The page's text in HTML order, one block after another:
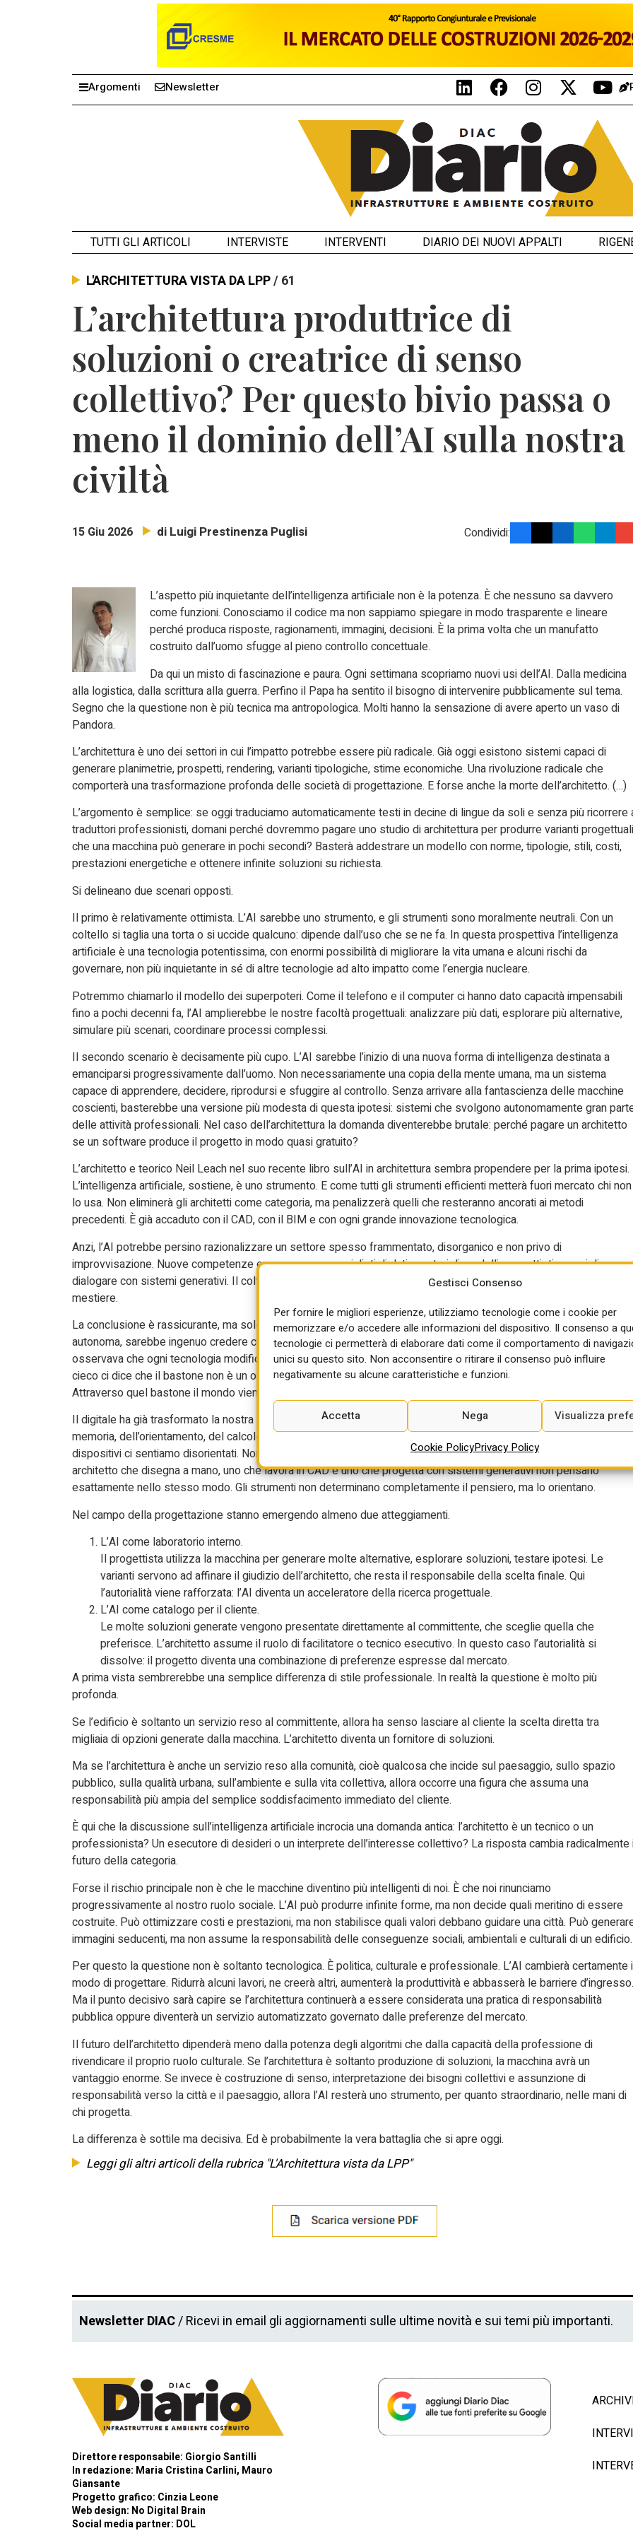
Gestisci Consenso
Per fornire le migliori esperienze, utilizziamo tecnologie come i cookie per
memorizzare e/o accedere alle informazioni del dispositivo. Il consenso a
tecnologie ci permetterà di elaborare dati come il comportamento di
unici su questo sito. Non acconsentire o ritirare il consenso può influire
negativamente su alcune caratteristiche e funzioni.
Accetta Nega Visualizza
Cookie PolicyPrivacy Policy
Argomenti Newsletter
TUTTI GLI ARTICOLI INTERVISTE INTERVENTI DIARIO DEI NUOVI APPALTI
L'ARCHITETTURA VISTA DA LPP/ 61
L’architettura produttrice di
soluzioni o creatrice di senso
collettivo? Per questo bivio passa o
meno il dominio dell’AI sulla nostra
civiltà
15 Giu 2026 di Luigi Prestinenza Puglisi Condividi:
L’aspetto più inquietante dell’intelligenza artificiale non è la potenza. È che nessuno sa davvero
come funzioni. Conosciamo il codice ma non sappiamo spiegare in modo trasparente e lineare
perché produca risposte, ragionamenti, immagini, decisioni. È la prima volta che un manufatto
costruito dall’uomo sfugge al pieno controllo concettuale.
Da qui un misto di fascinazione e paura. Ogni settimana scopriamo nuovi usi dell’AI. Dalla medicina
alla logistica, dalla scrittura alla guerra. Perfino il Papa ha sentito il bisogno di intervenire pubblicamente sul tema.
Segno che la questione non è più tecnica ma antropologica. Molti hanno la sensazione di avere aperto un vaso di
Pandora.
L’architettura è uno dei settori in cui l’impatto potrebbe essere più radicale. Già oggi esistono sistemi capaci di
generare planimetrie, prospetti, rendering, varianti tipologiche, stime economiche. Una rivoluzione radicale che
comporterà una trasformazione profonda delle società di progettazione. E forse anche la morte dell’architetto. (…)
L’argomento è semplice: se oggi traduciamo automaticamente testi in decine di lingue da soli e senza più ricorrere
traduttori professionisti, domani perché dovremmo pagare uno studio di architettura per produrre varianti progettuali
che una macchina può generare in pochi secondi? Basterà addestrare un modello con norme, tipologie, stili, costi,
prestazioni energetiche e ottenere infinite soluzioni su richiesta.
Si delineano due scenari opposti.
Il primo è relativamente ottimista. L’AI sarebbe uno strumento, e gli strumenti sono moralmente neutrali. Con un
coltello si taglia una torta o si uccide qualcuno: dipende dall’uso che se ne fa. In questa prospettiva l’intelligenza
artificiale è una tecnologia potentissima, con enormi possibilità di migliorare la vita umana e alcuni rischi da
governare, non più inquietante in sé di altre tecnologie ad alto impatto come l’energia nucleare.
Potremmo chiamarlo il modello dei superpoteri. Come il telefono e il computer ci hanno dato capacità impensabili
fino a pochi decenni fa, l’AI amplierebbe le nostre facoltà progettuali: analizzare più dati, esplorare più alternative,
simulare più scenari, coordinare processi complessi.
Il secondo scenario è decisamente più cupo. L’AI sarebbe l’inizio di una nuova forma di intelligenza destinata a
emanciparsi progressivamente dall’uomo. Non necessariamente una copia della mente umana, ma un sistema
capace di apprendere, decidere, riprodursi e sfuggire al controllo. Senza arrivare alla fantascienza delle macchine
coscienti, basterebbe una versione più modesta di questa ipotesi: sistemi che svolgono autonomamente gran
delle attività professionali. Nel caso dell’architettura la domanda diventerebbe brutale: perché pagare un architetto
se un software produce il progetto in modo quasi gratuito?
L’architetto e teorico Neil Leach nel suo recente libro sull’AI in architettura sembra propendere per la prima ipotesi.
L’intelligenza artificiale, sostiene, è uno strumento. E come tutti gli strumenti efficienti metterà fuori mercato chi non
lo usa. Non eliminerà gli architetti come categoria, ma penalizzerà quelli che resteranno ancorati ai metodi
precedenti. È già accaduto con il CAD, con il BIM e con ogni grande innovazione tecnologica.
Anzi, l’AI potrebbe persino razionalizzare un settore spesso frammentato, disorganico e non privo di
improvvisazione. Nuove competenze emergeranno: specialisti di dati, curatori di modelli, progettisti capaci di
dialogare con sistemi generativi. Il coltello, insomma, servirà più a rendere efficiente il lavoro che a distruggere il
mestiere.
La conclusione è rassicurante, ma solo fino a un certo punto. Anche ammesso che l’AI non diventi una nuova specie
autonoma, sarebbe ingenuo credere che le tecnologie siano neutrali. Qui torna utile Marshall McLuhan. McLuhan
osservava che ogni tecnologia modifica il nostro modo di percepire il mondo. Il famoso esempio del bastone del
cieco ci dice che il bastone non è un oggetto esterno: diventa un prolungamento del corpo e del sistema
Attraverso quel bastone il mondo viene sentito in un certo modo e non in un altro.
Il digitale ha già trasformato la nostra mente. Abbiamo delegato a smartphone e laptop porzioni crescenti della
memoria, dell’orientamento, del calcolo, perfino delle relazioni sociali. Quando perdiamo l’accesso a questi
dispositivi ci sentiamo disorientati. Non è vero, dunque, che gli strumenti lasciano intatto il processo progettuale. Un
architetto che disegna a mano, uno che lavora in CAD e uno che progetta con sistemi generativi non pensano
esattamente nello stesso modo. Gli strumenti non determinano completamente il pensiero, ma lo orientano.
Nel campo della progettazione stanno emergendo almeno due atteggiamenti.
L’AI come laboratorio interno.
Il progettista utilizza la macchina per generare molte alternative, esplorare soluzioni, testare ipotesi. Le
varianti servono ad affinare il giudizio dell’architetto, che resta il responsabile della scelta finale. Qui
l’autorialità viene rafforzata: l’AI diventa un acceleratore della ricerca progettuale.
L’AI come catalogo per il cliente.
Le molte soluzioni generate vengono presentate direttamente al committente, che sceglie quella che
preferisce. L’architetto assume il ruolo di facilitatore o tecnico esecutivo. In questo caso l’autorialità si
dissolve: il progetto diventa una combinazione di preferenze espresse dal mercato.
A prima vista sembrerebbe una semplice differenza di stile professionale. In realtà la questione è molto più
profonda.
Se l’edificio è soltanto un servizio reso al committente, allora ha senso lasciare al cliente la scelta diretta tra
migliaia di opzioni generate dalla macchina. L’architetto diventa un fornitore di soluzioni.
Ma se l’architettura è anche un servizio reso alla comunità, cioè qualcosa che incide sul paesaggio, sullo spazio
pubblico, sulla qualità urbana, sull’ambiente e sulla vita collettiva, allora occorre una figura che assuma una
responsabilità più ampia del semplice soddisfacimento immediato del cliente.
È qui che la discussione sull’intelligenza artificiale incrocia una domanda antica: l’architetto è un tecnico o un
professionista? Un esecutore di desideri o un interprete dell’interesse collettivo? La risposta cambia radicalmente
futuro della categoria.
Forse il rischio principale non è che le macchine diventino più intelligenti di noi. È che noi rinunciamo
progressivamente al nostro ruolo sociale. L’AI può produrre infinite forme, ma non decide quali meritino di essere
costruite. Può ottimizzare costi e prestazioni, ma non stabilisce quali valori debbano guidare una città. Può
immagini seducenti, ma non assume la responsabilità delle conseguenze sociali, ambientali e culturali di un edificio.
Per questo la questione non è soltanto tecnologica. È politica, culturale e professionale. L’AI cambierà certamente
modo di progettare. Ridurrà alcuni lavori, ne creerà altri, aumenterà la produttività e abbasserà le barriere d’ingresso.
Ma il punto decisivo sarà capire se l’architettura continuerà a essere considerata una pratica di responsabilità
pubblica oppure diventerà un servizio automatizzato governato dalle preferenze del mercato.
Il futuro dell’architetto dipenderà meno dalla potenza degli algoritmi che dalla capacità della professione di
rivendicare il proprio ruolo culturale. Se l’architettura è soltanto produzione di soluzioni, la macchina avrà un
vantaggio enorme. Se invece è costruzione di senso, interpretazione dei bisogni collettivi e assunzione di
responsabilità verso la città e il paesaggio, allora l’AI resterà uno strumento, per quanto straordinario, nelle mani di
chi progetta.
La differenza è sottile ma decisiva. Ed è probabilmente la vera battaglia che si apre oggi.
Leggi gli altri articoli della rubrica "L'Architettura vista da LPP"
Newsletter DIAC/ Ricevi in email gli aggiornamenti sulle ultime novità e sui temi più importanti.
Direttore responsabile: Giorgio Santilli
In redazione: Maria Cristina Carlini, Mauro
Giansante
Progetto grafico: Cinzia Leone
Web design: No Digital Brain
Social media partner: DOL